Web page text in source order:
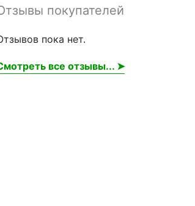
покупателей
пока нет.
все отзывы... ➤